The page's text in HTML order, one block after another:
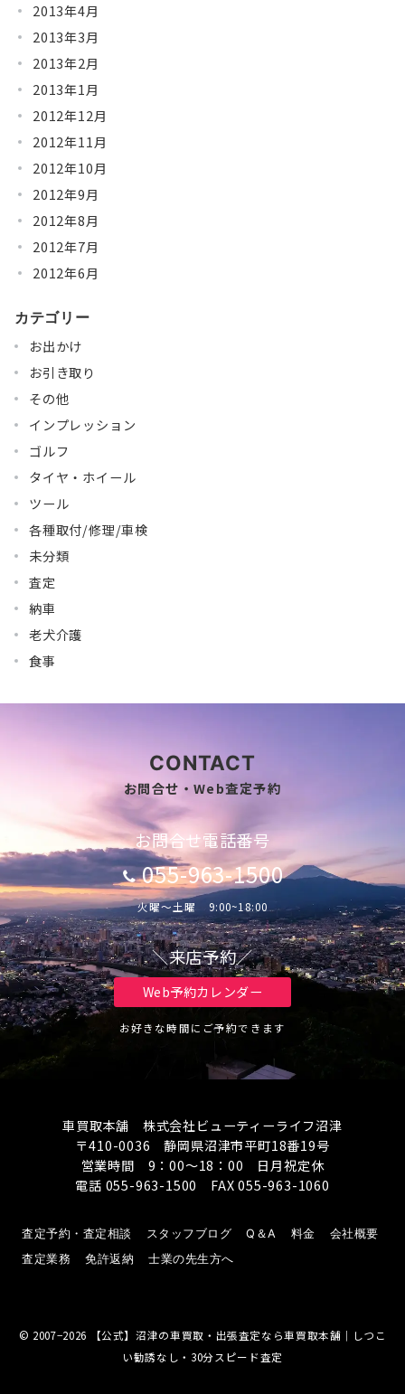
2013年4月
2013年3月
2013年2月
2013年1月
2012年12月
2012年11月
2012年10月
2012年9月
2012年8月
2012年7月
2012年6月
カテゴリー
お出かけ
お引き取り
その他
インプレッション
ゴルフ
タイヤ・ホイール
ツール
各種取付/修理/車検
未分類
査定
納車
老犬介護
食事
CONTACT
お問合せ・Web査定予約
お問合せ電話番号
055-963-1500
火曜～土曜 9:00~18:00
＼来店予約／
Web予約カレンダー
お好きな時間にご予約できます
車買取本舗 株式会社ビューティーライフ沼津
〒410-0036 静岡県沼津市平町18番19号
営業時間 9：00～18：00 日月祝定休
電話 055-963-1500 FAX 055-963-1060
査定予約・査定相談 スタッフブログ Q＆A 料金
会社概要
査定業務
免許返納 士業の先生方へ
© 2007−2026
【公式】沼津の車買取・出張査定なら車買取本舗｜しつこ
い勧誘なし・30分スピード査定